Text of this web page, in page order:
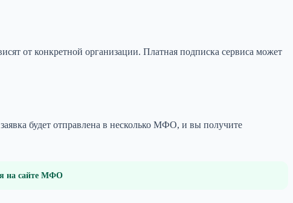
от конкретной организации. Платная подписка сервиса может
будет отправлена в несколько МФО, и вы получите
на сайте МФО